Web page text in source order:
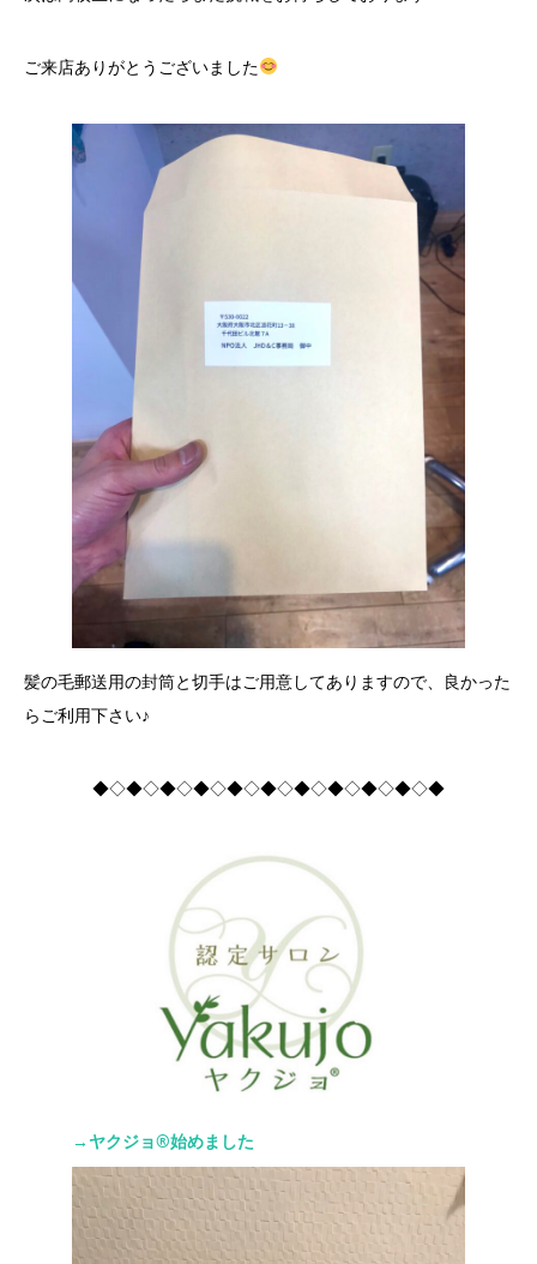
ご来店ありがとうございました
髪の毛郵送用の封筒と切手はご用意してありますので、良かった
らご利用下さい♪
◆◇◆◇◆◇◆◇◆◇◆◇◆◇◆◇◆◇◆◇◆
→ヤクジョ®︎始めました